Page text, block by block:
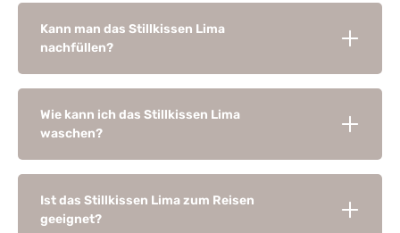
Kann man das Stillkissen Lima
nachfüllen?
Wie kann ich das Stillkissen Lima
waschen?
Ist das Stillkissen Lima zum Reisen
geeignet?